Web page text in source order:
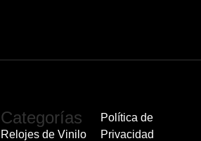
Categorías
Relojes de Vinilo
Política de
Privacidad